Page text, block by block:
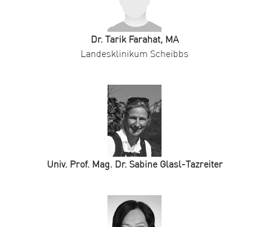
Dr. Tarik Farahat, MA
Landesklinikum Scheibbs
Univ. Prof. Mag. Dr. Sabine Glasl-Tazreiter